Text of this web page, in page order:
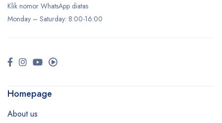
Klik nomor WhatsApp diatas
Monday – Saturday: 8:00-16:00
Homepage
About us